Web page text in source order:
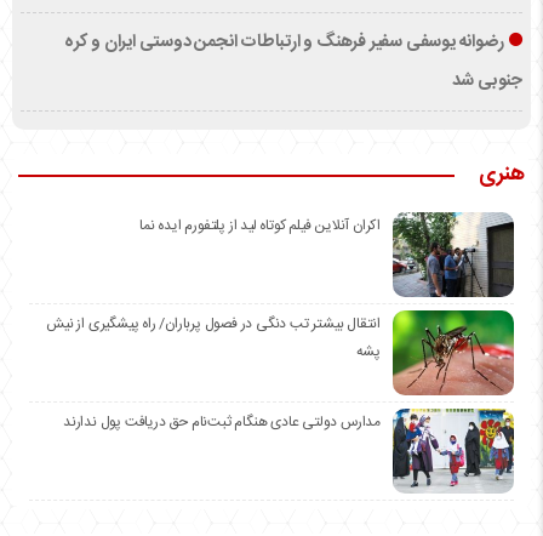
رضوانه یوسفی سفیر فرهنگ و ارتباطات انجمن دوستی ایران و کره
جنوبی شد
هنری
اکران آنلاین فیلم کوتاه لید از پلتفورم ایده نما
انتقال بیشتر تب دنگی در فصول پرباران/ راه پیشگیری از نیش
پشه
مدارس دولتی عادی هنگام ثبت‌نام حق دریافت پول ندارند